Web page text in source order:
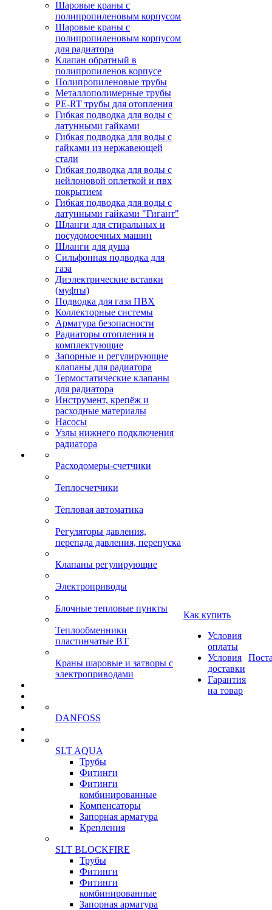
Шаровые краны с
полипропиленовым корпусом
Шаровые краны с
полипропиленовым корпусом
для радиатора
Клапан обратный в
полипропиленов корпусе
Полипропиленовые трубы
Металлополимерные трубы
PE-RT трубы для отопления
Гибкая подводка для воды с
латунными гайками
Гибкая подводка для воды с
гайками из нержавеющей
стали
Гибкая подводка для воды с
нейлоновой оплеткой и пвх
покрытием
Гибкая подводка для воды с
латунными гайками "Гигант"
Шланги для стиральных и
посудомоечных машин
Шланги для душа
Сильфонная подводка для
газа
Диэлектрические вставки
(муфты)
Подводка для газа ПВХ
Коллекторные системы
Арматура безопасности
Радиаторы отопления и
комплектующие
Запорные и регулирующие
клапаны для радиатора
Термостатические клапаны
для радиатора
Инструмент, крепёж и
расходные материалы
Насосы
Узлы нижнего подключения
радиатора
Расходомеры-счетчики
Теплосчетчики
Тепловая автоматика
Регуляторы давления,
перепада давления, перепуска
Клапаны регулирующие
Электроприводы
Блочные тепловые пункты
Теплообменники
пластинчатые ВТ
Краны шаровые и затворы с
электроприводами
DANFOSS
SLT AQUA
Трубы
Фитинги
Фитинги
комбинированные
Компенсаторы
Запорная арматура
Крепления
SLT BLOCKFIRE
Трубы
Фитинги
Фитинги
комбинированные
Запорная арматура
Как купить
Условия
оплаты
Условия
доставки
Гарантия
на товар